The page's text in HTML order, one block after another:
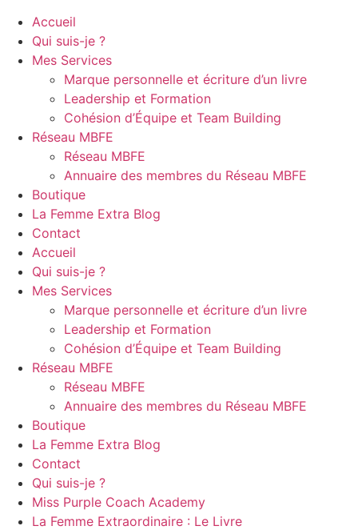
Accueil
Qui suis-je ?
Mes Services
Marque personnelle et écriture d’un livre
Leadership et Formation
Cohésion d’Équipe et Team Building
Réseau MBFE
Réseau MBFE
Annuaire des membres du Réseau MBFE
Boutique
La Femme Extra Blog
Contact
Accueil
Qui suis-je ?
Mes Services
Marque personnelle et écriture d’un livre
Leadership et Formation
Cohésion d’Équipe et Team Building
Réseau MBFE
Réseau MBFE
Annuaire des membres du Réseau MBFE
Boutique
La Femme Extra Blog
Contact
Qui suis-je ?
Miss Purple Coach Academy
La Femme Extraordinaire : Le Livre